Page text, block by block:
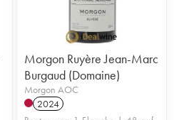
Morgon Ruyère Jean-Marc
Burgaud (Domaine)
Morgon AOC
2024